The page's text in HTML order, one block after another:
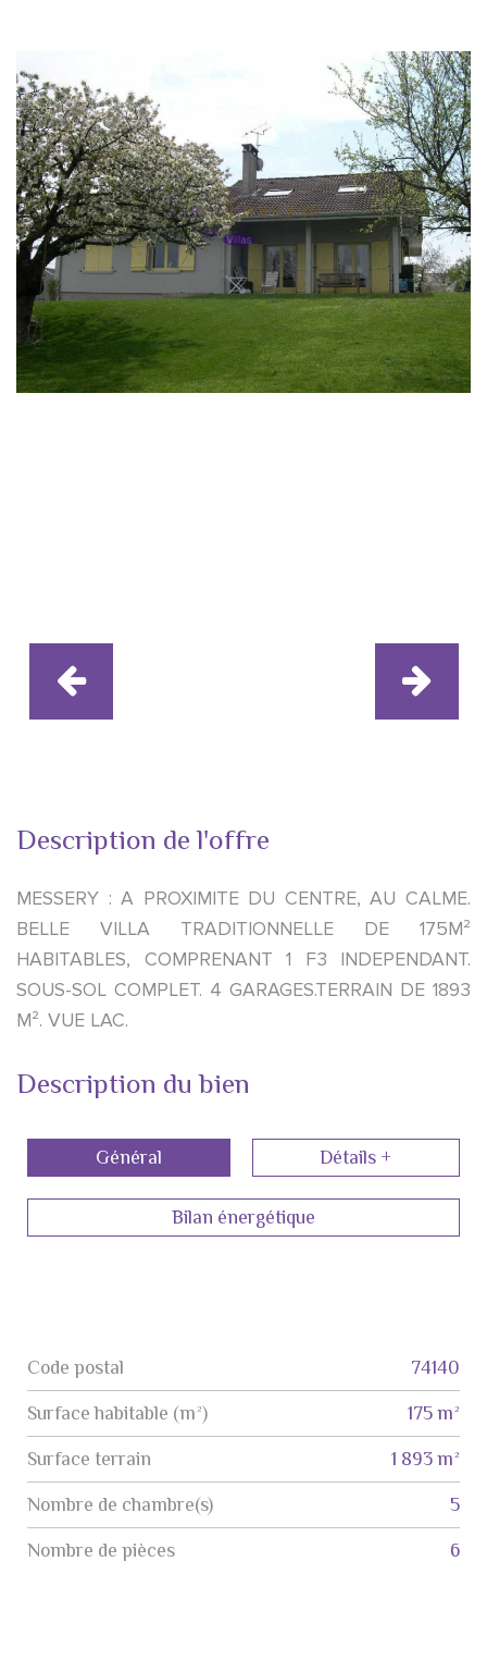
Description de l'offre
MESSERY : A PROXIMITE DU CENTRE, AU CALME.
BELLE VILLA TRADITIONNELLE DE 175M²
HABITABLES, COMPRENANT 1 F3 INDEPENDANT.
SOUS-SOL COMPLET. 4 GARAGES.TERRAIN DE 1893
M². VUE LAC.
Description du bien
Général Détails +
Bilan énergétique
Label
Code postal 74140
Surface habitable (m²) 175 m²
surface terrain 1 893 m²
Nombre de chambre(s) 5
Nombre de pièces 6